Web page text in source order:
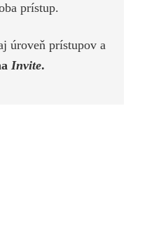
prístup.
úroveň prístupov a
Invite.